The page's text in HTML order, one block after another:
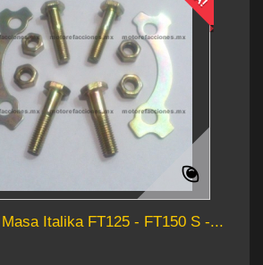
Italika FT125 - FT150 S -...